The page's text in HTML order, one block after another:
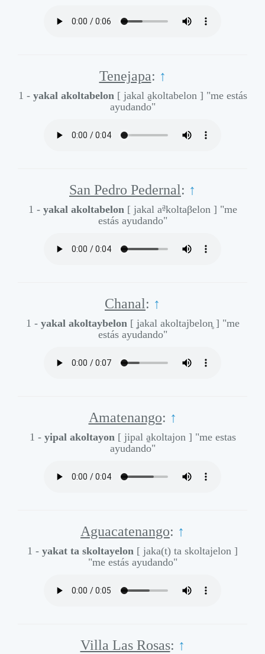
Tenejapa: ↑
1 - yakal akoltabelon [ jakal a̰koltabelon ] "me estás
ayudando"
San Pedro Pedernal: ↑
1 - yakal akoltabelon [ jakal aa̰koltaβelon ] "me
estás ayudando"
Chanal: ↑
1 - yakal akoltaybelon [ ʝakal akoltajbelon̥ ] "me
estás ayudando"
Amatenango: ↑
1 - yipal akoltayon [ jipal a̰koltajon ] "me estas
ayudando"
Aguacatenango: ↑
1 - yakat ta skoltayelon [ jaka(t) ta skoltajelon ]
"me estás ayudando"
Villa Las Rosas: ↑